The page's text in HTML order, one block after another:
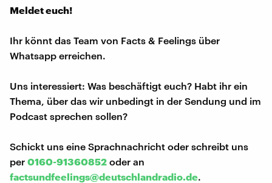
Meldet euch!
Ihr könnt das Team von Facts & Feelings über
Whatsapp erreichen.
Uns interessiert: Was beschäftigt euch? Habt ihr ein
Thema, über das wir unbedingt in der Sendung und im
Podcast sprechen sollen?
Schickt uns eine Sprachnachricht oder schreibt uns
per 0160-91360852 oder an
factsundfeelings@deutschlandradio.de.